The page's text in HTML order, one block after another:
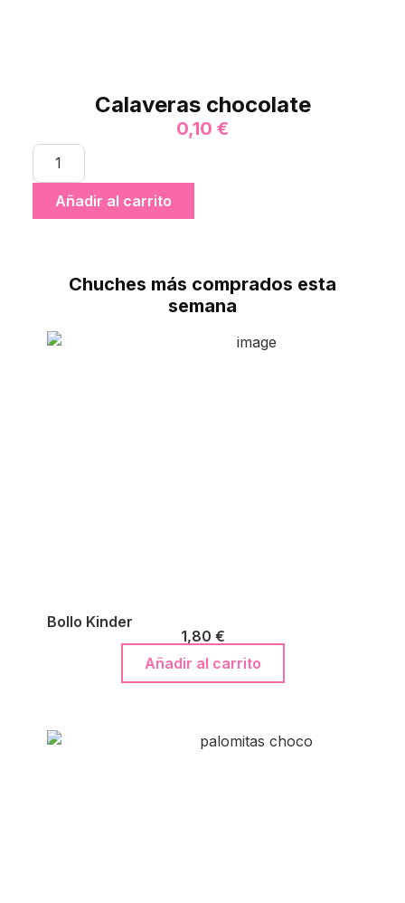
Calaveras chocolate
0,10 €
Añadir al carrito
Chuches más comprados esta
semana
Bollo Kinder
1,80 €
Añadir al carrito